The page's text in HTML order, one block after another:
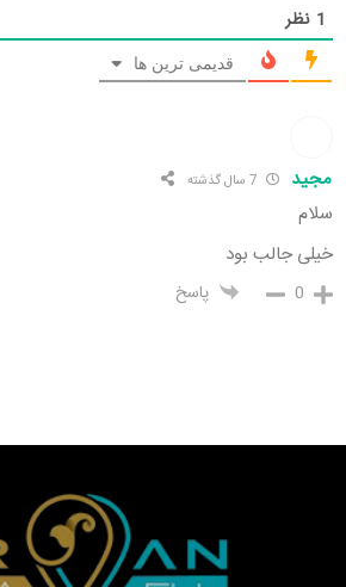
1 نظر
قدیمی ترین ها
مجید
سلام
خیلی جالب بود
0 پاسخ